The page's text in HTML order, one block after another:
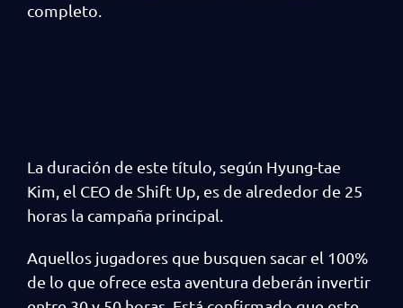
completo.
La duración de este título, según Hyung-tae
Kim, el CEO de Shift Up, es de alrededor de 25
horas la campaña principal.
Aquellos jugadores que busquen sacar el 100%
de lo que ofrece esta aventura deberán invertir